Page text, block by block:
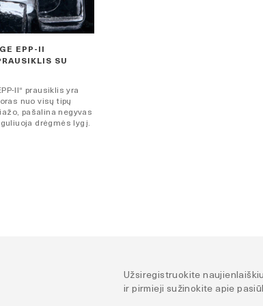
EPP-II
SU
II“ prausiklis yra
nuo visų tipų
pašalina negyvas
drėgmės lygį.
Užsiregistruokite
ir pirmieji sužinokite apie